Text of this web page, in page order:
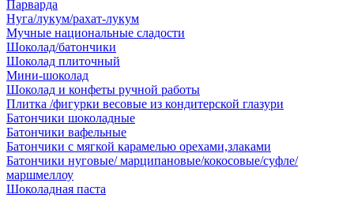
Парварда
Нуга/лукум/рахат-лукум
Мучные национальные сладости
Шоколад/батончики
Шоколад плиточный
Мини-шоколад
Шоколад и конфеты ручной работы
Плитка /фигурки весовые из кондитерской глазури
Батончики шоколадные
Батончики вафельные
Батончики с мягкой карамелью орехами,злаками
Батончики нуговые/ марципановые/кокосовые/суфле/
маршмеллоу
Шоколадная паста